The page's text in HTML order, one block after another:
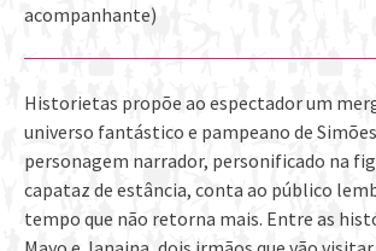
acompanhante)
Historietas propõe ao espectador um
universo fantástico e pampeano de
personagem narrador, personificado na
capataz de estância, conta ao público
tempo que não retorna mais. Entre as